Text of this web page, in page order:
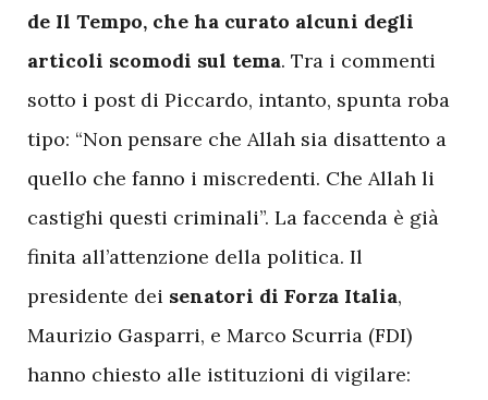
de Il Tempo, che ha curato alcuni degli
articoli scomodi sul tema. Tra i commenti
sotto i post di Piccardo, intanto, spunta roba
tipo: “Non pensare che Allah sia disattento a
quello che fanno i miscredenti. Che Allah li
castighi questi criminali”. La faccenda è già
finita all’attenzione della politica. Il
presidente dei senatori di Forza Italia,
Maurizio Gasparri, e Marco Scurria (FDI)
hanno chiesto alle istituzioni di vigilare: